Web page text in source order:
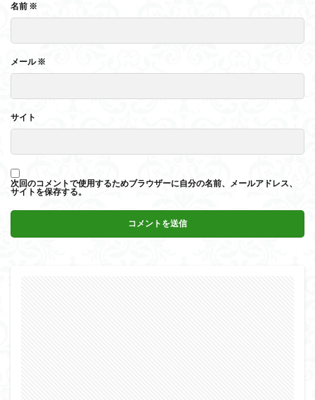
名前 ※
メール※
サイト
次回のコメントで使用するためブラウザーに自分の名前、メールアドレス、
サイトを保存する。